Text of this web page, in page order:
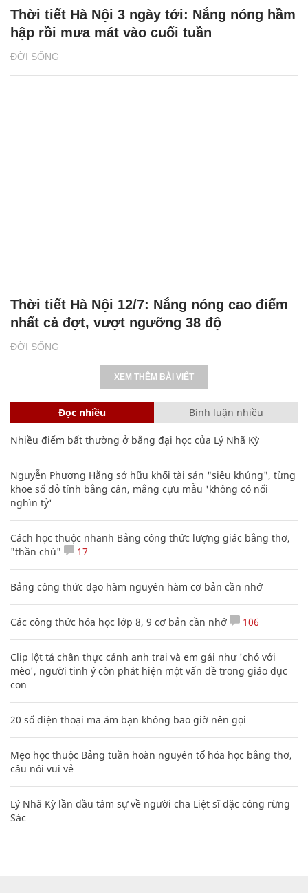
ĐỜI SỐNG
Thời tiết Hà Nội 3 ngày tới: Nắng nóng hầm
hập rồi mưa mát vào cuối tuần
ĐỜI SỐNG
Thời tiết Hà Nội 12/7: Nắng nóng cao điểm
nhất cả đợt, vượt ngưỡng 38 độ
XEM THÊM BÀI VIẾT
Đọc nhiều Bình luận nhiều
Nhiều điểm bất thường ở bằng đại học của Lý Nhã Kỳ
Nguyễn Phương Hằng sở hữu khối tài sản "siêu khủng", từng
khoe sổ đỏ tính bằng cân, mắng cựu mẫu 'không có nổi
nghìn tỷ'
Cách học thuộc nhanh Bảng công thức lượng giác bằng thơ,
"thần chú"
17
Bảng công thức đạo hàm nguyên hàm cơ bản cần nhớ
Các công thức hóa học lớp 8, 9 cơ bản cần nhớ 106
Clip lột tả chân thực cảnh anh trai và em gái như 'chó với
mèo', người tinh ý còn phát hiện một vấn đề trong giáo dục
con
20 số điện thoại ma ám bạn không bao giờ nên gọi
Mẹo học thuộc Bảng tuần hoàn nguyên tố hóa học bằng thơ,
câu nói vui vẻ
Lý Nhã Kỳ lần đầu tâm sự về người cha Liệt sĩ đặc công rừng
Sác